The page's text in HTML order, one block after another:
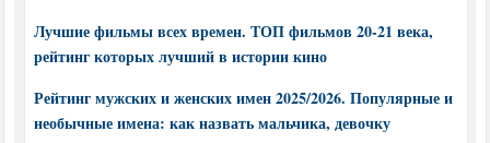
Лучшие фильмы всех времен. ТОП фильмов 20-21 века,
рейтинг которых лучший в истории кино
Рейтинг мужских и женских имен 2025/2026. Популярные и
необычные имена: как назвать мальчика, девочку